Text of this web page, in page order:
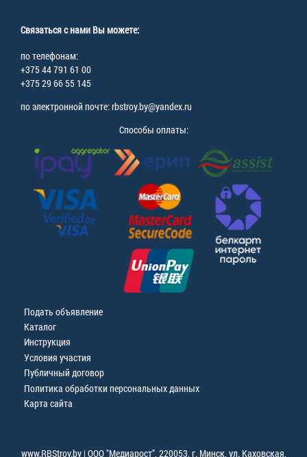
Связаться с нами Вы можете:
по телефонам:
+375 44 791 61 00
+375 29 66 55 145
по электронной почте: rbstroy.by@yandex.ru
Способы оплаты:
Подать объявление
Каталог
Инструкция
Условия участия
Публичный договор
Политика обработки персональных данных
Карта сайта
www.RBStroy.by | ООО "Медиарост", 220053, г. Минск, ул. Каховская,